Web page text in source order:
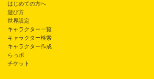
はじめての方へ
遊び方
世界設定
キャラクター一覧
キャラクター検索
キャラクター作成
らっポ
チケット